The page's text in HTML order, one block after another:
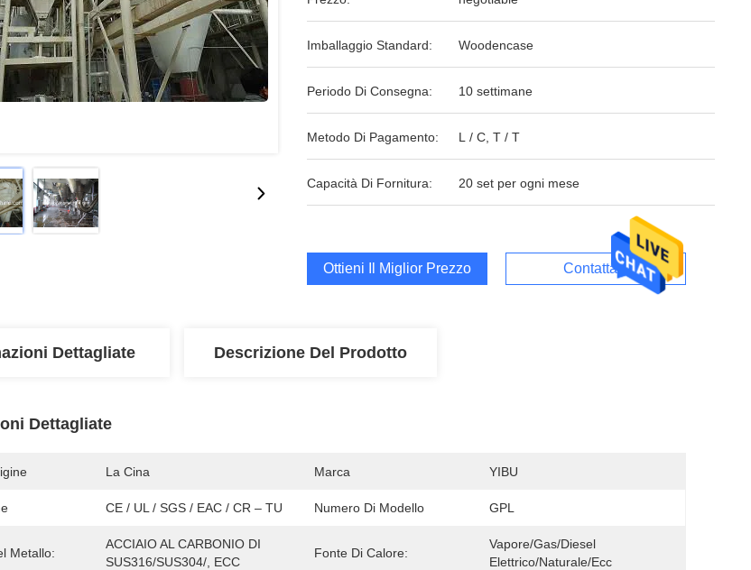
Imballaggio Standard: Woodencase
Periodo Di Consegna: 10 settimane
Metodo Di Pagamento: L / C, T / T
Capacità Di Fornitura: 20 set per ogni mese
Ottieni Il Miglior Prezzo Contattaci
Dettagliate Descrizione Del Prodotto
Dettagliate
La Cina Marca YIBU
CE / UL / SGS / EAC / CR – TU Numero Di Modello GPL
Metallo:
ACCIAIO AL CARBONIO DI
SUS316/SUS304/, ECC
Fonte Di Calore:
Vapore/gas/diesel
Elettrico/naturale/ecc